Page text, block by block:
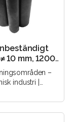
10 mm, 1200
Sha (NBR) –
industri |
|
|..